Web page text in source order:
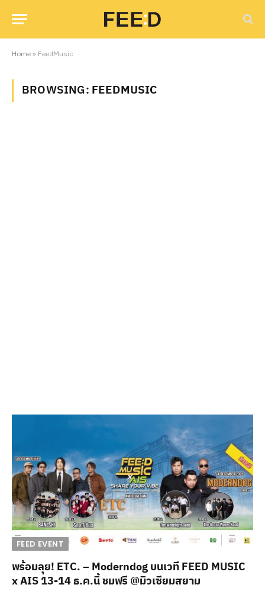
Home» FeedMusic
BROWSING:FEEDMUSIC
FEED EVENT
พร้อมลุย! ETC. – Moderndog บนเวที FEED MUSIC
x AIS 13-14 ธ.ค.นี้ ชมฟรี @มิวเซียมสยาม